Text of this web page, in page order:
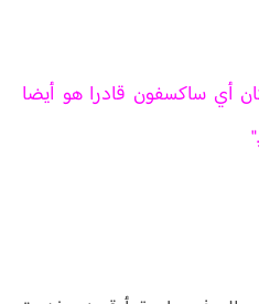
أي ساكسفون قادرا هو أيضا